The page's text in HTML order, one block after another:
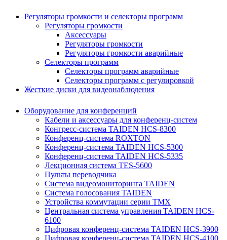
Регуляторы громкости и селекторы программ
Регуляторы громкости
Аксессуары
Регуляторы громкости
Регуляторы громкости аварийные
Селекторы программ
Селекторы программ аварийные
Селекторы программ с регулировкой
Жесткие диски для видеонаблюдения
Оборудование для конференций
Кабели и аксессуары для конференц-систем
Конгресс-система TAIDEN HCS-8300
Конференц-система ROXTON
Конференц-система TAIDEN HCS-5300
Конференц-система TAIDEN HCS-5335
Лекционная система TES-5600
Пульты переводчика
Система видеомониторинга TAIDEN
Система голосования TAIDEN
Устройства коммутации серии TMX
Центральная система управления TAIDEN HCS-
6100
Цифровая конференц-система TAIDEN HCS-3900
Цифровая конференц-система TAIDEN HCS-4100